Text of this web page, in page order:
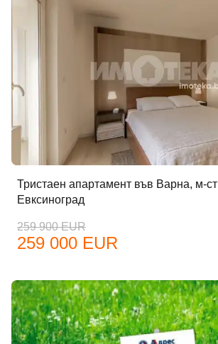
Тристаен апартамент във Варна, м-ст
Евксиноград
259 900 EUR
259 000 EUR